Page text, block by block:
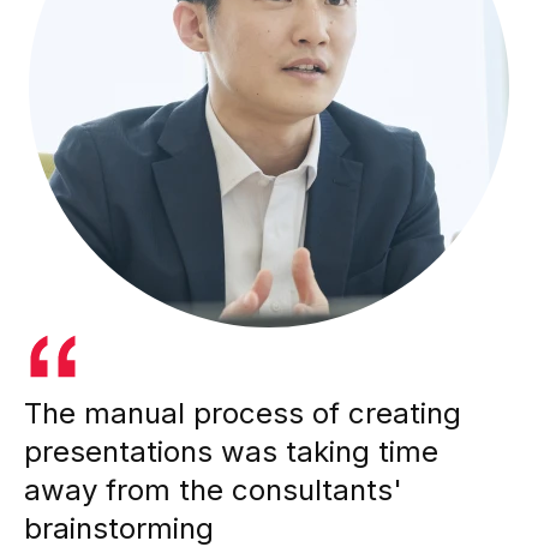
The manual process of creating
presentations was taking time
away from the consultants'
brainstorming